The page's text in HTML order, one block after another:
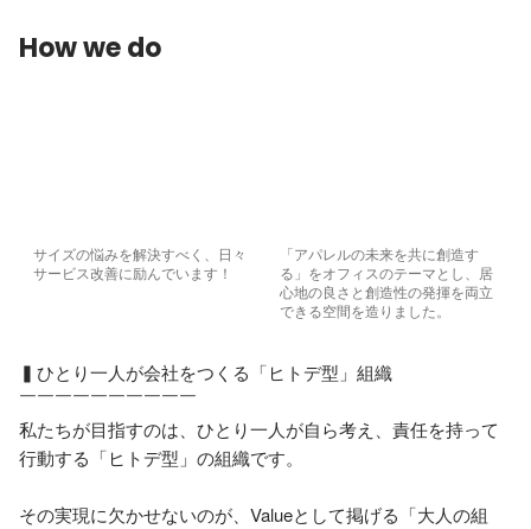
How we do
サイズの悩みを解決すべく、日々
サービス改善に励んでいます！
「アパレルの未来を共に創造す
る」をオフィスのテーマとし、居
心地の良さと創造性の発揮を両立
できる空間を造りました。
▍ひとり一人が会社をつくる「ヒトデ型」組織
￣￣￣￣￣￣￣￣￣￣
私たちが目指すのは、ひとり一人が自ら考え、責任を持って
行動する「ヒトデ型」の組織です。
その実現に欠かせないのが、Valueとして掲げる「大人の組